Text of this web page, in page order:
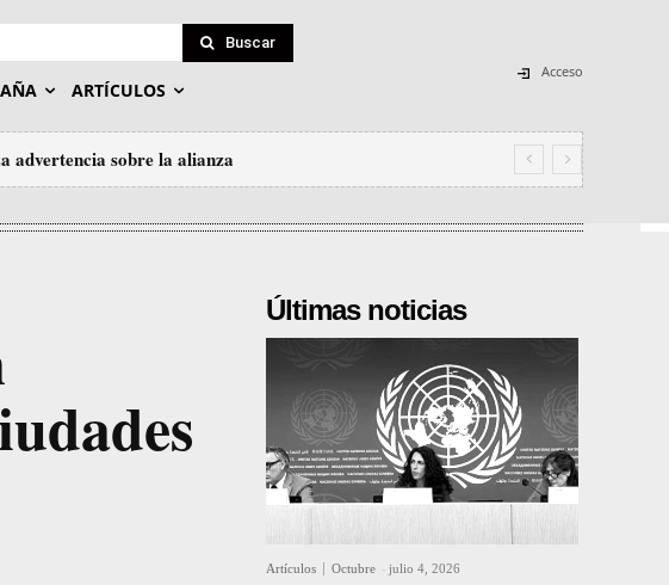
Buscar
ARTÍCULOS
Acceso
advertencia sobre la alianza
Últimas noticias
Artículos Octubre - julio 4, 2026